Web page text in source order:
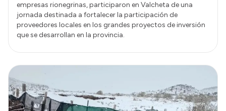
empresas rionegrinas, participaron en Valcheta de una
jornada destinada a fortalecer la participación de
proveedores locales en los grandes proyectos de inversión
que se desarrollan en la provincia.